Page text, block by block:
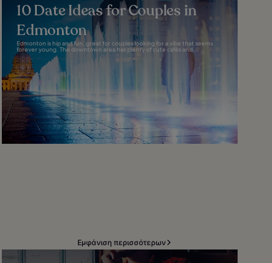
10 Date Ideas for Couples in
Edmonton
Edmonton is hip and fun, great for couples looking for a vibe that seems
forever young. The downtown area has plenty of cute cafés and...
Εμφάνιση περισσότερων